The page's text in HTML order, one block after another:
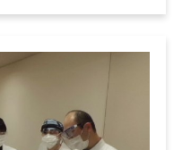
腔ケアチームを発
腔ケアを希望され
を実施していま
を含めた手術前後